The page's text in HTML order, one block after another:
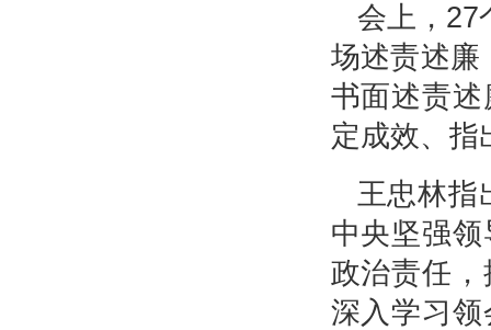
会上，27
场述责述廉
书面述责
定成效、指
王忠林指
中央坚强
政治责任
深入学习